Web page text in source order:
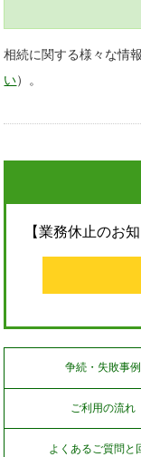
相続に関する様々な情
い）。
【業務休止のお知
争続・失敗事例
ご利用の流れ
よくあるご質問と